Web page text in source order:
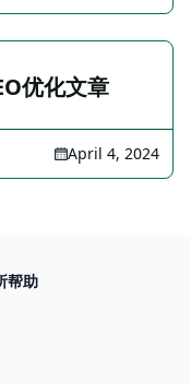
优化文章
April 4, 2024
帮助